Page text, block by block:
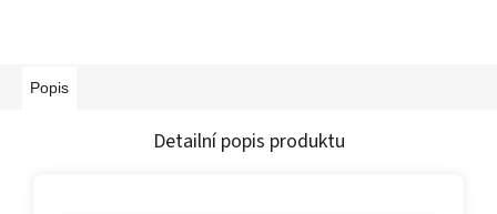
Popis
Detailní popis produktu